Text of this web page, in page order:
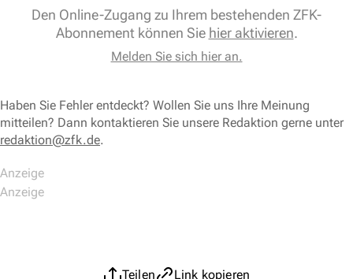
Den Online-Zugang zu Ihrem bestehenden ZFK-
Abonnement können Sie hier aktivieren.
Melden Sie sich hier an.
Haben Sie Fehler entdeckt? Wollen Sie uns Ihre Meinung
mitteilen? Dann kontaktieren Sie unsere Redaktion gerne unter
redaktion@zfk.de.
Teilen
Link kopieren